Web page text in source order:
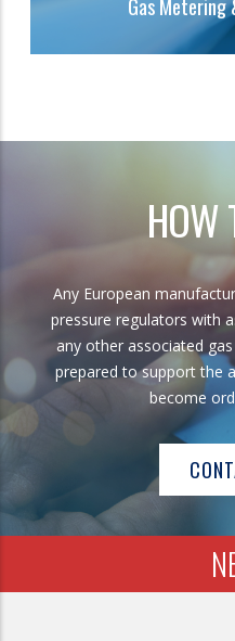
Gas Metering
HOW
Any European
pressure regulators with
any other associated
prepared to support the
become